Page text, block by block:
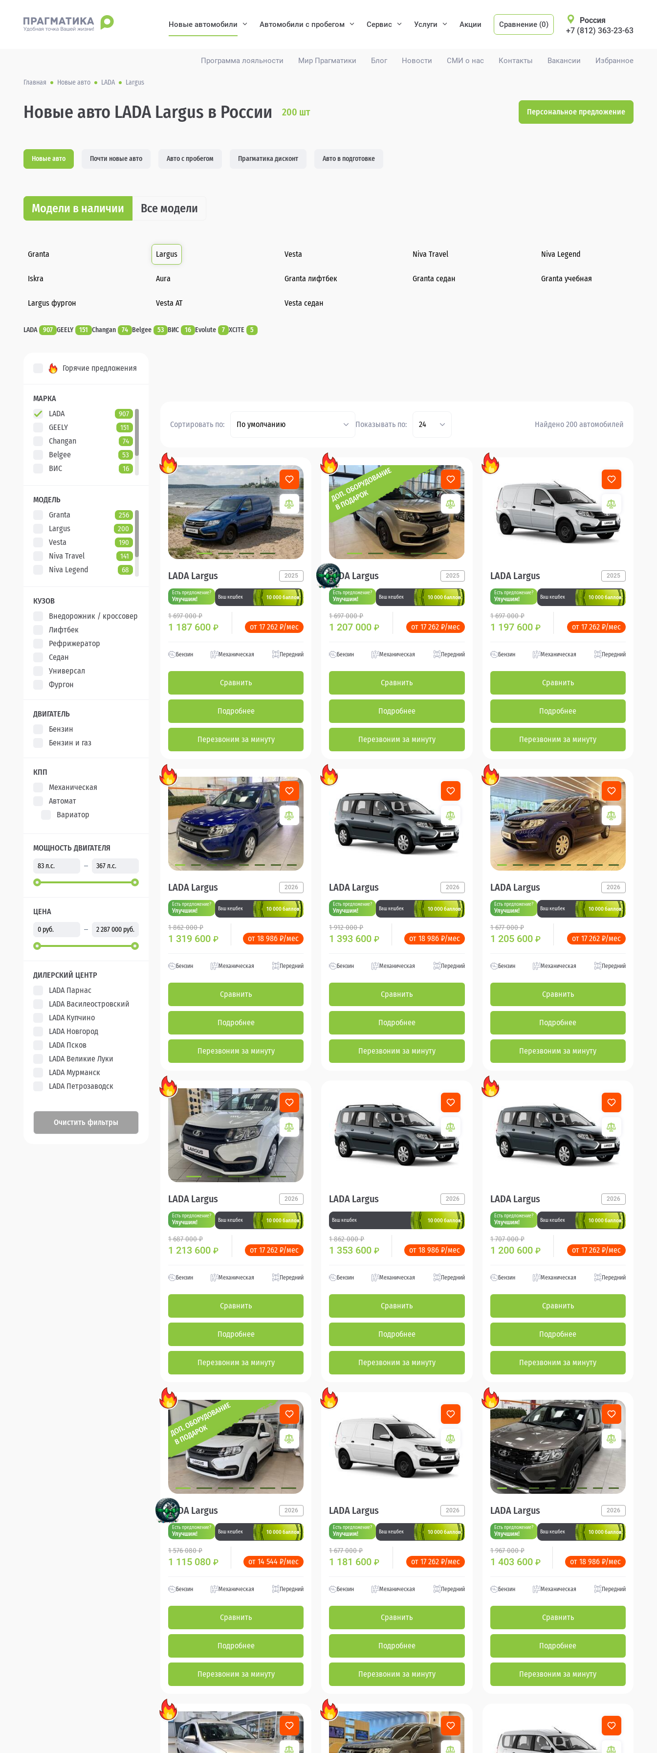
Программа лояльности Мир Прагматики Блог Новости СМИ о нас Контакты Вакансии Избранное
Новые автомобили Автомобили с пробегом Сервис Услуги Акции Сравнение (0)
Россия
+7 (812) 363-23-63
Главная Новые авто LADA Largus
Новые авто LADA Largus в России 200 шт Персональное предложение
Новые авто Почти новые авто Авто с пробегом Прагматика дисконт Авто в подготовке
Модели в наличии Все модели
Granta Largus Vesta Niva Travel Niva Legend
Iskra Aura Granta лифтбек Granta седан Granta учебная
Largus фургон Vesta AT Vesta седан
LADA 907 GEELY 151 Changan 74 Belgee 53 ВИС 16 Evolute 7 XCITE 5
Горячие предложения
МАРКА
LADA
907
GEELY 151
Changan 74
Belgee 53
ВИС 16
XCITE
МОДЕЛЬ
Granta
256
Largus 200
Vesta 190
Niva Travel 141
Niva Legend 68
Aura
КУЗОВ
Внедорожник / кроссовер
Лифтбек
Рефрижератор
Седан
Универсал
Фургон
ДВИГАТЕЛЬ
Бензин
Бензин и газ
КПП
Механическая
Автомат
Вариатор
МОЩНОСТЬ ДВИГАТЕЛЯ
ЦЕНА
ДИЛЕРСКИЙ ЦЕНТР
LADA Парнас
LADA Василеостровский
LADA Купчино
LADA Новгород
LADA Псков
LADA Великие Луки
LADA Мурманск
LADA Петрозаводск
Очистить фильтры
Сортировать по: По умолчанию Показывать по: 24 Найдено 200 автомобилей
LADA Largus 2025
Есть предложение?
Улучшим! Ваш кешбек 10 000 баллов
1 697 000 ₽
1 187 600 ₽ от 17 262 ₽/мес
Бензин Механическая Передний
Сравнить
Подробнее
Перезвоним за минуту
LADA Largus 2025
Есть предложение?
Улучшим! Ваш кешбек 10 000 баллов
1 697 000 ₽
1 207 000₽ от 17 262 ₽/мес
Бензин Механическая Передний
Сравнить
Подробнее
Перезвоним за минуту
LADA Largus 2025
Есть предложение?
Улучшим! Ваш кешбек 10 000 баллов
1 697 000 ₽
1 197 600 ₽ от 17 262 ₽/мес
Бензин Механическая Передний
Сравнить
Подробнее
Перезвоним за минуту
LADA Largus 2026
Есть предложение?
Улучшим! Ваш кешбек 10 000 баллов
1 862 000 ₽
1 319 600 ₽ от 18 986 ₽/мес
Бензин Механическая Передний
Сравнить
Подробнее
Перезвоним за минуту
LADA Largus 2026
Есть предложение?
Улучшим! Ваш кешбек 10 000 баллов
1 912 000 ₽
1 393 600₽ от 18 986 ₽/мес
Бензин Механическая Передний
Сравнить
Подробнее
Перезвоним за минуту
LADA Largus 2026
Есть предложение?
Улучшим! Ваш кешбек 10 000 баллов
1 677 000 ₽
1 205 600 ₽ от 17 262 ₽/мес
Бензин Механическая Передний
Сравнить
Подробнее
Перезвоним за минуту
LADA Largus 2026
Есть предложение?
Улучшим! Ваш кешбек 10 000 баллов
1 687 000 ₽
1 213 600 ₽ от 17 262 ₽/мес
Бензин Механическая Передний
Сравнить
Подробнее
Перезвоним за минуту
LADA Largus 2026
Ваш кешбек 10 000 баллов
1 862 000 ₽
1 353 600₽ от 18 986 ₽/мес
Бензин Механическая Передний
Сравнить
Подробнее
Перезвоним за минуту
LADA Largus 2026
Есть предложение?
Улучшим! Ваш кешбек 10 000 баллов
1 707 000 ₽
1 200 600 ₽ от 17 262 ₽/мес
Бензин Механическая Передний
Сравнить
Подробнее
Перезвоним за минуту
LADA Largus 2026
Есть предложение?
Улучшим! Ваш кешбек 10 000 баллов
1 576 080 ₽
1 115 080 ₽ от 14 544 ₽/мес
Бензин Механическая Передний
Сравнить
Подробнее
Перезвоним за минуту
LADA Largus 2026
Есть предложение?
Улучшим! Ваш кешбек 10 000 баллов
1 677 000 ₽
1 181 600₽ от 17 262 ₽/мес
Бензин Механическая Передний
Сравнить
Подробнее
Перезвоним за минуту
LADA Largus 2026
Есть предложение?
Улучшим! Ваш кешбек 10 000 баллов
1 967 000 ₽
1 403 600 ₽ от 18 986 ₽/мес
Бензин Механическая Передний
Сравнить
Подробнее
Перезвоним за минуту